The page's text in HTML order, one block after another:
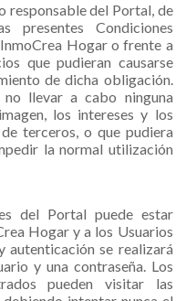
responsable del Portal, de
Condiciones
Hogar o frente a
que pudieran causarse
de dicha obligación.
llevar a cabo ninguna
los intereses y los
terceros, o que pudiera
la normal utilización
del Portal puede estar
Hogar y a los Usuarios
autenticación se realizará
y una contraseña. Los
pueden visitar las